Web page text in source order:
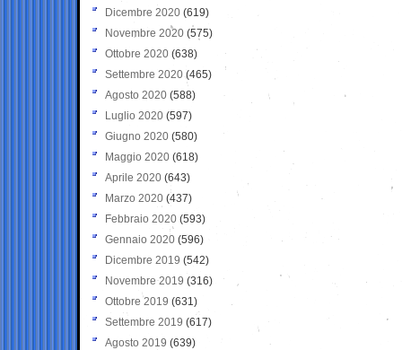
Dicembre 2020 (619)
Novembre 2020 (575)
Ottobre 2020 (638)
Settembre 2020(465)
Agosto 2020 (588)
Luglio 2020 (597)
Giugno 2020 (580)
Maggio 2020 (618)
Aprile 2020 (643)
Marzo 2020 (437)
Febbraio 2020 (593)
Gennaio 2020 (596)
Dicembre 2019 (542)
Novembre 2019 (316)
Ottobre 2019 (631)
Settembre 2019 (617)
Agosto 2019 (639)